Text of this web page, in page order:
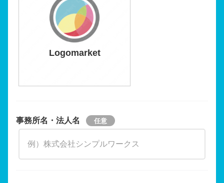
Logomarket
事務所名・法人名